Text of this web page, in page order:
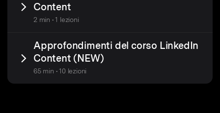
Content
2 min • 1 lezioni
Approfondimenti del corso LinkedIn
Content (NEW)
65 min • 10 lezioni